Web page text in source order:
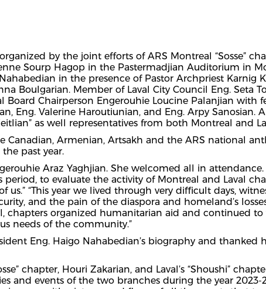
by the joint efforts of ARS Montreal “Sosse”
Sourp Hagop in the Pastermadjian Auditorium in
in the presence of Pastor Archpriest Karnig
Boulgarian. Member of Laval City Council Eng. Seta
Chairperson Engerouhie Loucine Palanjian with
Eng. Valerine Haroutiunian, and Eng. Arpy Sanosian.
as well representatives from both Montreal and
Canadian, Armenian, Artsakh and the ARS national
past year.
Araz Yaghjian. She welcomed all in attendance.
to evaluate the activity of Montreal and Laval
us.” “This year we lived through very difficult days,
and the pain of the diaspora and homeland’s
chapters organized humanitarian aid and continued
needs of the community.”
Eng. Haigo Nahabedian’s biography and
chapter, Houri Zakarian, and Laval’s “Shoushi”
and events of the two branches during the year 2023-